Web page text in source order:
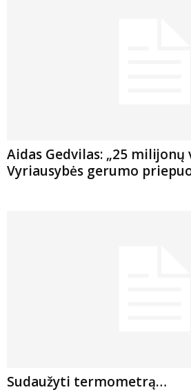
Aidas Gedvilas: „25
Vyriausybės gerumo
Sudaužyti termometrą…